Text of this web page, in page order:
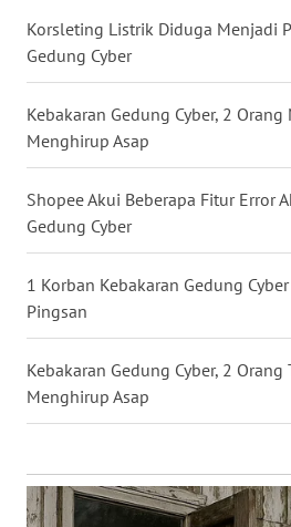
Korsleting Listrik Diduga Menjadi
Gedung Cyber
Kebakaran Gedung Cyber, 2
Menghirup Asap
Shopee Akui Beberapa Fitur Error
Gedung Cyber
1 Korban Kebakaran Gedung
Pingsan
Kebakaran Gedung Cyber, 2 Orang
Menghirup Asap
SULBAR
WN
BABEL
WN
SUMBAR
WN
SUMSEL
WN
WN
WN
JATENG